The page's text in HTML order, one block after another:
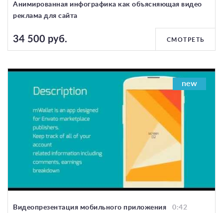
Анимированная инфографика как объясняющая видео
реклама для сайта
34 500 руб. СМОТРЕТЬ
new
Видеопрезентация мобильного приложения 0:42